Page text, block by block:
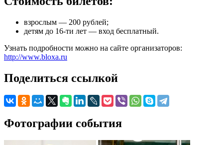
взрослым — 200 рублей;
детям до 16-ти лет — вход бесплатный.
Узнать подробности можно на сайте организаторов:
http://www.bloxa.ru
Поделиться ссылкой
Фотографии события